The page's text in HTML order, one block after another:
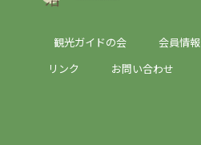
観光ガイドの会 会員情報
リンク お問い合わせ